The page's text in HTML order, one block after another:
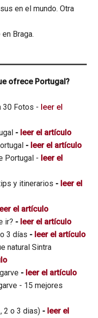
en el mundo. Otra
Braga.
ofrece Portugal?
30 Fotos - leer el
- leer el artículo
- leer el artículo
Portugal - leer el
y itinerarios - leer el
el artículo
ir? - leer el artículo
3 días - leer el artículo
natural Sintra
- leer el artículo
- 15 mejores
2 o 3 dias) - leer el